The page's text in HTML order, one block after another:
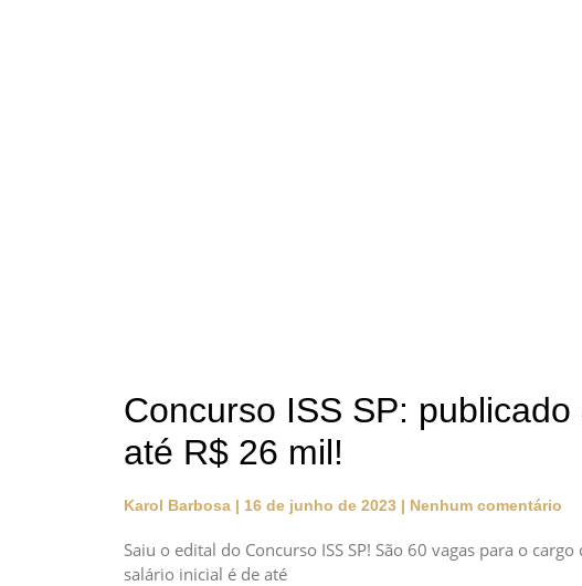
Concurso ISS SP:
até R$ 26 mil!
Karol Barbosa 16 de junho de 2023 Nenhum comentário
Saiu o edital do Concurso ISS SP! São 60 vagas para o
salário inicial é de até